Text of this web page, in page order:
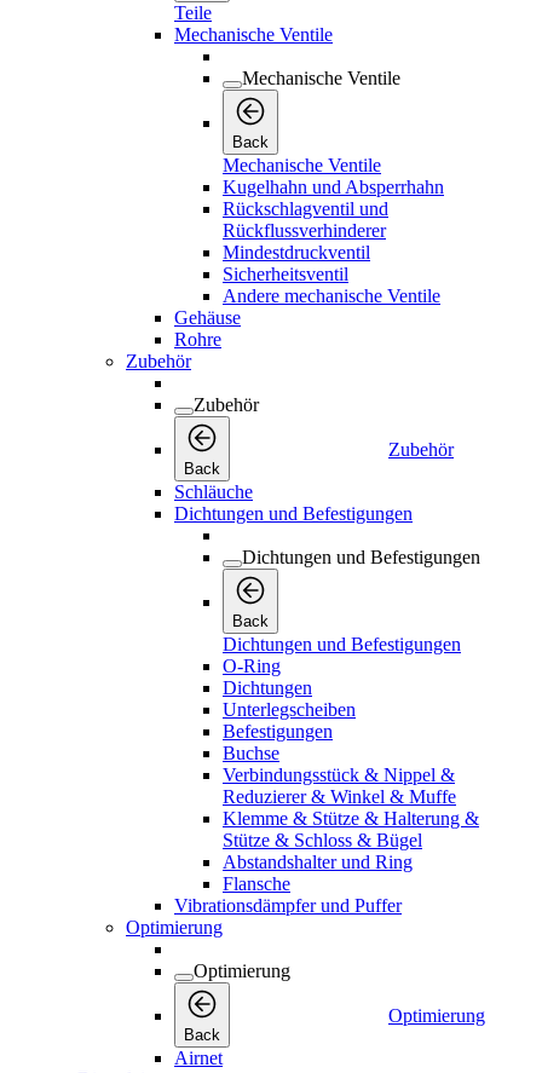
Teile
Mechanische Ventile
Mechanische Ventile
Back
Mechanische Ventile
Kugelhahn und Absperrhahn
Rückschlagventil und
Rückflussverhinderer
Mindestdruckventil
Sicherheitsventil
Andere mechanische Ventile
Gehäuse
Rohre
Zubehör
Zubehör
Back
Zubehör
Schläuche
Dichtungen und Befestigungen
Dichtungen und Befestigungen
Back
Dichtungen und Befestigungen
O-Ring
Dichtungen
Unterlegscheiben
Befestigungen
Buchse
Verbindungsstück & Nippel &
Reduzierer & Winkel & Muffe
Klemme & Stütze & Halterung &
Stütze & Schloss & Bügel
Abstandshalter und Ring
Flansche
Vibrationsdämpfer und Puffer
Optimierung
Optimierung
Back
Optimierung
Airnet